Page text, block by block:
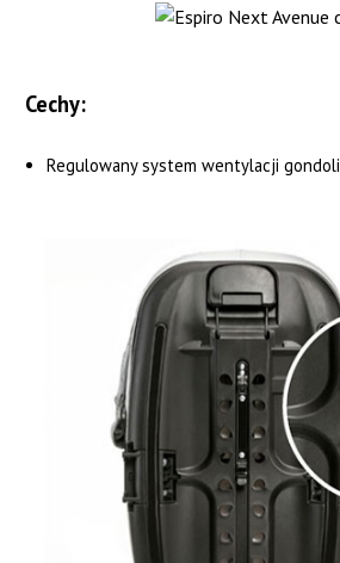
Cechy:
Regulowany system wentylacji gondoli